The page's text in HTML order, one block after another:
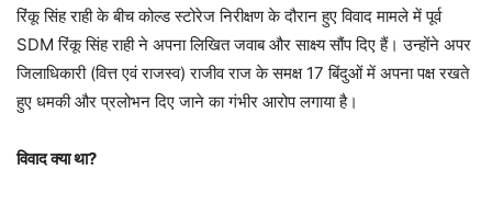
रिंकू सिंह राही के बीच कोल्ड स्टोरेज निरीक्षण के दौरान हुए विवाद मामले में पूर्व
SDM रिंकू सिंह राही ने अपना लिखित जवाब और साक्ष्य सौंप दिए हैं। उन्होंने अपर
जिलाधिकारी (वित्त एवं राजस्व) राजीव राज के समक्ष 17 बिंदुओं में अपना पक्ष रखते
हुए धमकी और प्रलोभन दिए जाने का गंभीर आरोप लगाया है।
विवाद क्या था?